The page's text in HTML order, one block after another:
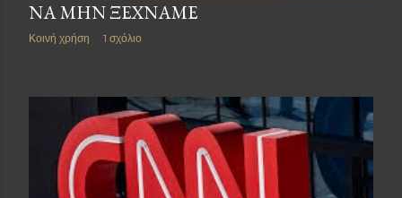
ΝΑ ΜΗΝ ΞΕΧΝΑΜΕ
Κοινή χρήση 1 σχόλιο